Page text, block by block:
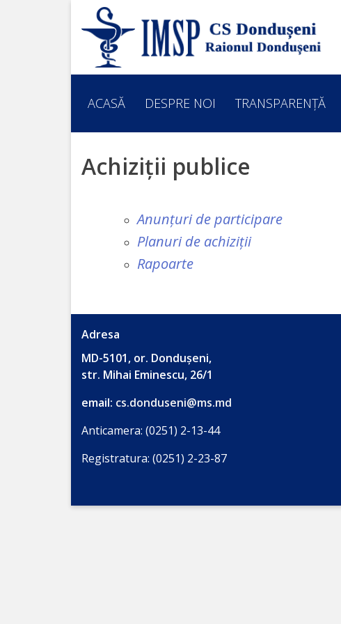
Prezentare
generală
Acreditare
TRANSPARENȚĂ
publice
Anunțuri
participare
ACASĂ DESPRE NOI TRANSPARENȚĂ
Achiziții publice
Anunțuri de participare
Planuri de achiziții
Rapoarte
Adresa
MD-5101, or. Dondușeni,
str. Mihai Eminescu, 26/1
email: cs.donduseni@ms.md
Anticamera: (0251) 2-13-44
Registratura: (0251) 2-23-87